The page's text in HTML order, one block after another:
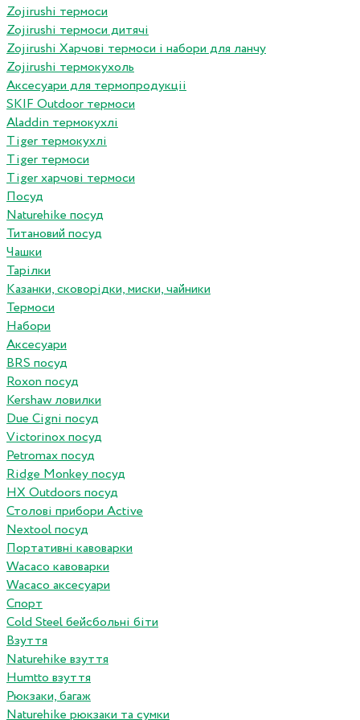
Zojirushi термоси
Zojirushi термоси дитячі
Zojirushi Харчові термоси і набори для ланчу
Zojirushi термокухоль
Аксесуари для термопродукціі
SKIF Outdoor термоси
Aladdin термокухлі
Tiger термокухлі
Tiger термоси
Tiger харчові термоси
Посуд
Naturehike посуд
Титановий посуд
Чашки
Тарілки
Казанки, сковорідки, миски, чайники
Термоси
Набори
Аксесуари
BRS посуд
Roxon посуд
Kershaw ловилки
Due Cigni посуд
Victorinox посуд
Petromax посуд
Ridge Monkey посуд
HX Outdoors посуд
Столові прибори Active
Nextool посуд
Портативні кавоварки
Wacaco кавоварки
Wacaco аксесуари
Спорт
Cold Steel бейсбольні біти
Взуття
Naturehike взуття
Humtto взуття
Рюкзаки, багаж
Naturehike рюкзаки та сумки